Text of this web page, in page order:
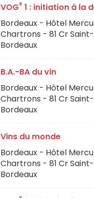
VOG® 1 : initiation à la
Bordeaux - Hôtel
Chartrons - 81 Cr
Bordeaux
B.A.-BA du vin
Bordeaux - Hôtel
Chartrons - 81 Cr
Bordeaux
Vins du monde
Bordeaux - Hôtel
Chartrons - 81 Cr
Bordeaux